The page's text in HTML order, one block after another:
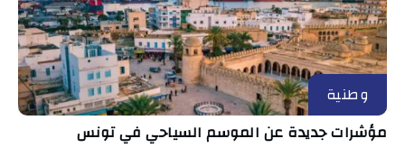
وطنية
مؤشرات جديدة عن الموسم السياحي في تونس